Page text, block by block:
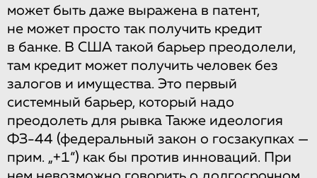
может быть даже выражена в патент,
не может просто так получить кредит
в банке. В США такой барьер преодолели,
там кредит может получить человек без
залогов и имущества. Это первый
системный барьер, который надо
преодолеть для рывка Также идеология
ФЗ-44 (федеральный закон о госзакупках —
прим. „+1“) как бы против инноваций. При